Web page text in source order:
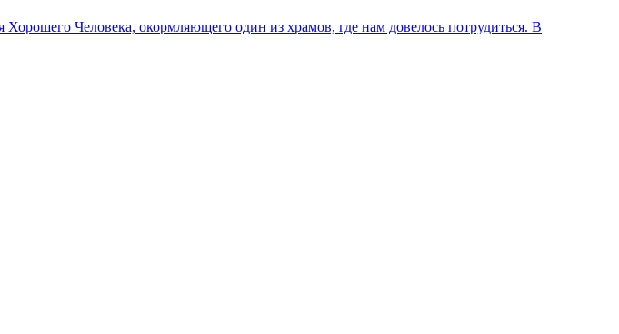
Человека, окормляющего один из храмов, где нам довелось потрудиться. В